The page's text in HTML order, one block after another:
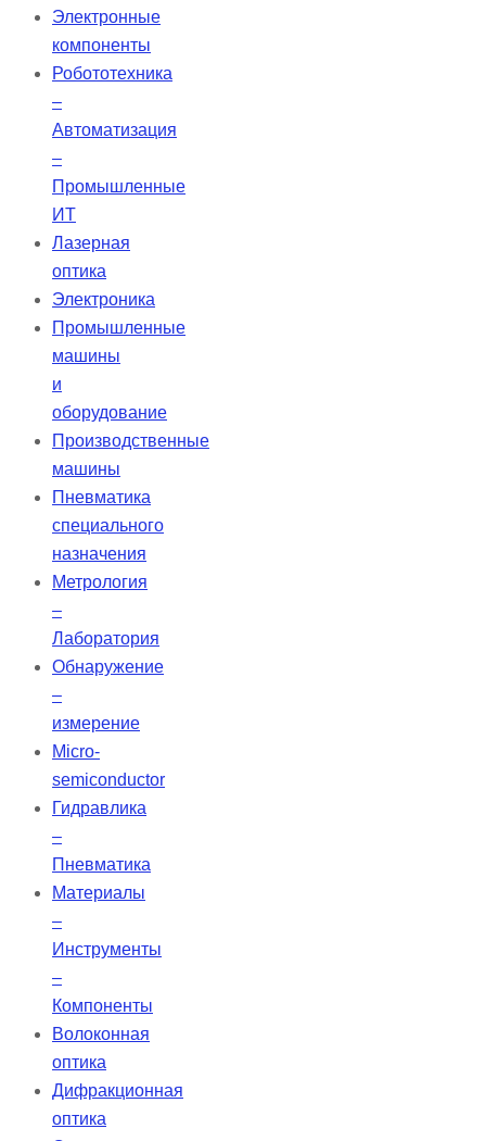
Электронные
компоненты
Робототехника
–
Автоматизация
–
Промышленные
ИТ
Лазерная
оптика
Электроника
Промышленные
машины
и
оборудование
Производственные
машины
Пневматика
специального
назначения
Метрология
–
Лаборатория
Обнаружение
–
измерение
Micro-
semiconductor
Гидравлика
–
Пневматика
Материалы
–
Инструменты
–
Компоненты
Волоконная
оптика
Дифракционная
оптика